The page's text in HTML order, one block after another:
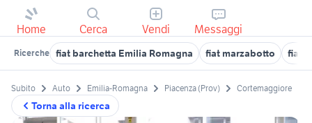
Home Cerca Vendi Messaggi
Ricerche fiat barchetta Emilia Romagna fiat marzabotto fiat
Torna alla ricerca
Subito Auto Emilia-Romagna Piacenza (Prov) Cortemaggiore